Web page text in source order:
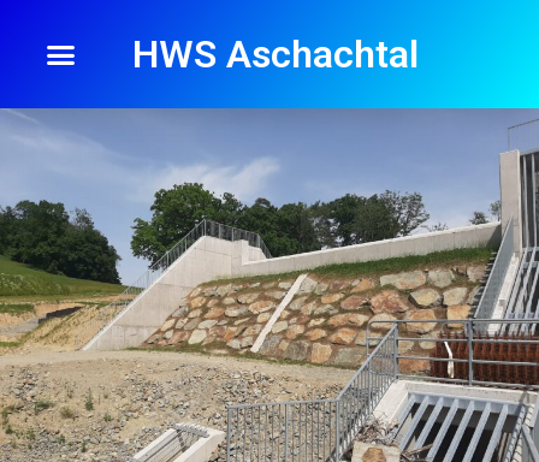
HWS Aschachtal